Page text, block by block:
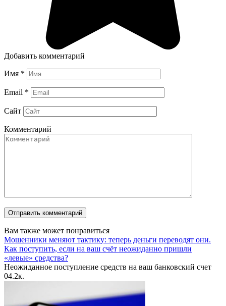
Добавить комментарий
Имя *
Email *
Сайт
Комментарий
Вам также может понравиться
Мошенники меняют тактику: теперь деньги переводят они.
Как поступить, если на ваш счёт неожиданно пришли
«левые» средства?
Неожиданное поступление средств на ваш банковский счет
04.2к.